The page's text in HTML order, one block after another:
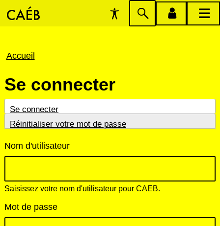
Préférences
d'accessibilité
Passer
menu
menu
Fil
Accueil
Se connecter
Onglets
principaux
Se connecter
actif)
Réinitialiser votre mot de passe
Nom d'utilisateur
Saisissez votre nom d'utilisateur pour CAEB.
Mot de passe